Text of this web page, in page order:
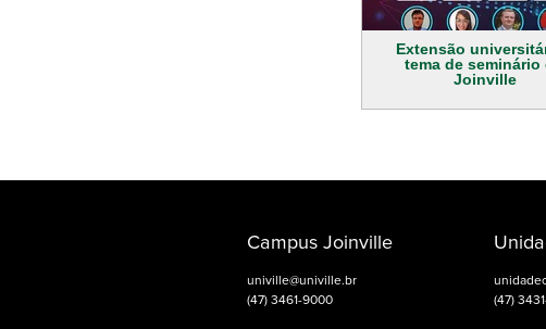
Extensão
tema de seminário
Joinville
Campus Joinville
univille@univille.br
(47) 3461-9000
(47)